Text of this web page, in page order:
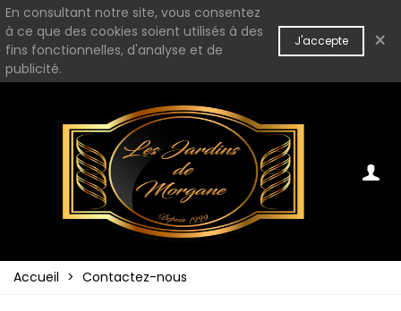
En consultant notre site, vous consentez
à ce que des cookies soient utilisés à des
fins fonctionnelles, d'analyse et de
publicité.
J'accepte ×
Accueil > Contactez-nous